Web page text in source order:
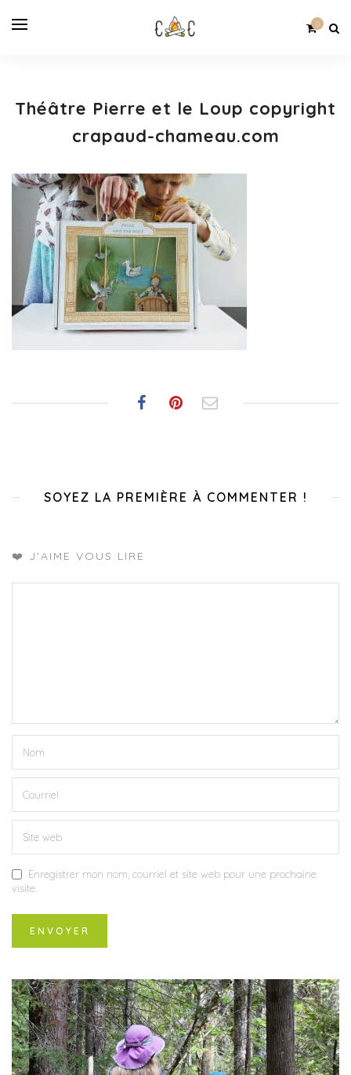
0
Théâtre Pierre et le Loup copyright
crapaud-chameau.com
SOYEZ LA PREMIÈRE À COMMENTER !
❤️ J'AIME VOUS LIRE
Enregistrer mon nom, courriel et site web pour une prochaine
visite.